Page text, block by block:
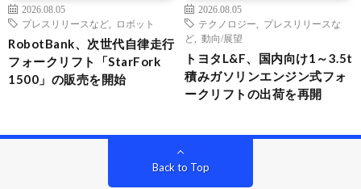
2026.08.05
プレスリリースなど
ロボット
RobotBank、次世代自律走行
フォークリフト「StarFork
1500」の販売を開始
2026.08.05
テクノロジー
プレスリリースな
ど
動向/展望
トヨタL&F、国内向け1～3.5t
積みガソリンエンジン式フォ
ークリフトの出荷を再開
Back to Top